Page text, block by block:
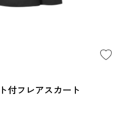
付フレアスカート